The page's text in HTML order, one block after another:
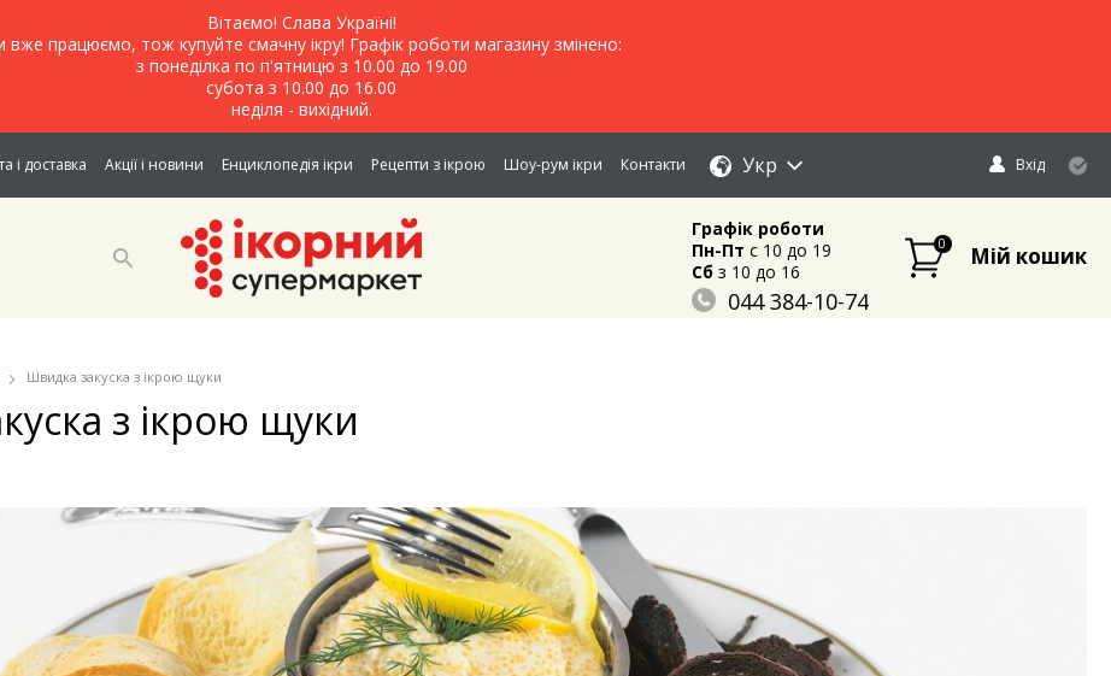
Вітаємо! Слава Україні!
вже працюємо, тож купуйте смачну ікру! Графік роботи магазину змінено:
з понеділка по п'ятницю з 10.00 до 19.00
субота з 10.00 до 16.00
неділя - вихідний.
і доставка Акції і новини Енциклопедія ікри Рецепти з ікрою Шоу-рум ікри Контакти Укр Вхід
Графік роботи
Пн-Пт c 10 до 19
Сбз 10 до 16
044 384-10-74
0 Мій кошик
Швидка закуска з ікрою щуки
з ікрою щуки